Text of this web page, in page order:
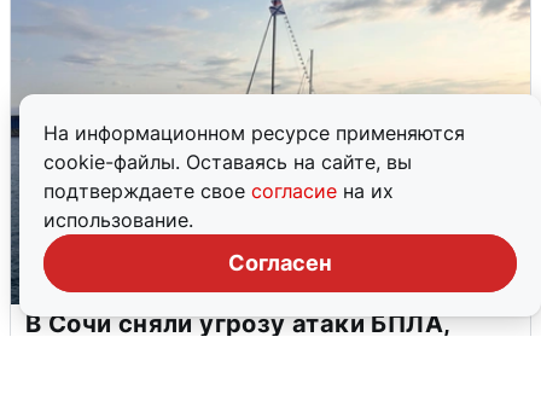
На информационном ресурсе применяются
cookie-файлы. Оставаясь на сайте, вы
подтверждаете свое согласие на их
использование.
Согласен
В Сочи сняли угрозу атаки БПЛА,